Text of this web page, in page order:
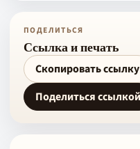
ПОДЕЛИТЬСЯ
Ссылка и печать
Скопировать ссылку
Поделиться ссылкой